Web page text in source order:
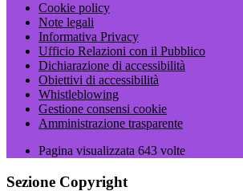
Cookie policy
Note legali
Informativa Privacy
Ufficio Relazioni con il Pubblico
Dichiarazione di accessibilità
Obiettivi di accessibilità
Whistleblowing
Gestione consensi cookie
Amministrazione trasparente
Pagina visualizzata 643 volte
Sezione Copyright